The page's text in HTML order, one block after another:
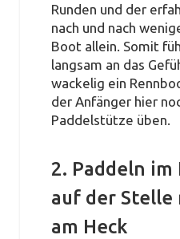
Runden und der
nach und nach
Boot allein. Somit
langsam an das
wackelig ein
der Anfänger hier
Paddelstütze üben.
2. Paddeln im
auf der Stelle
am Heck